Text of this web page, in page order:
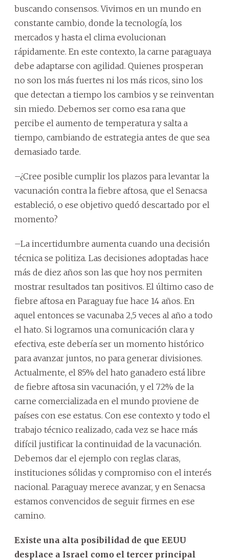
buscando consensos. Vivimos en un mundo en
constante cambio, donde la tecnología, los
mercados y hasta el clima evolucionan
rápidamente. En este contexto, la carne paraguaya
debe adaptarse con agilidad. Quienes prosperan
no son los más fuertes ni los más ricos, sino los
que detectan a tiempo los cambios y se reinventan
sin miedo. Debemos ser como esa rana que
percibe el aumento de temperatura y salta a
tiempo, cambiando de estrategia antes de que sea
demasiado tarde.
–¿Cree posible cumplir los plazos para levantar la
vacunación contra la fiebre aftosa, que el Senacsa
estableció, o ese objetivo quedó descartado por el
momento?
–La incertidumbre aumenta cuando una decisión
técnica se politiza. Las decisiones adoptadas hace
más de diez años son las que hoy nos permiten
mostrar resultados tan positivos. El último caso de
fiebre aftosa en Paraguay fue hace 14 años. En
aquel entonces se vacunaba 2,5 veces al año a todo
el hato. Si logramos una comunicación clara y
efectiva, este debería ser un momento histórico
para avanzar juntos, no para generar divisiones.
Actualmente, el 85% del hato ganadero está libre
de fiebre aftosa sin vacunación, y el 72% de la
carne comercializada en el mundo proviene de
países con ese estatus. Con ese contexto y todo el
trabajo técnico realizado, cada vez se hace más
difícil justificar la continuidad de la vacunación.
Debemos dar el ejemplo con reglas claras,
instituciones sólidas y compromiso con el interés
nacional. Paraguay merece avanzar, y en Senacsa
estamos convencidos de seguir firmes en ese
camino.
Existe una alta posibilidad de que EEUU
desplace a Israel como el tercer principal